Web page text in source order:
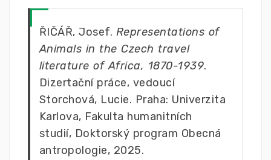
ŘIČÁŘ, Josef. Representations of
Animals in the Czech travel
literature of Africa, 1870-1939.
Dizertační práce, vedoucí
Storchová, Lucie. Praha: Univerzita
Karlova, Fakulta humanitních
studií, Doktorský program Obecná
antropologie, 2025.